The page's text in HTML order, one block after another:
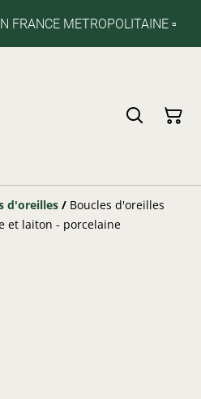
FRANCE METROPOLITAINE ▫️
d'oreilles / Boucles d'oreilles
et laiton - porcelaine